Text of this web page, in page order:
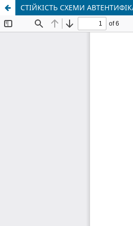
СТІЙКІСТЬ СХЕМИ